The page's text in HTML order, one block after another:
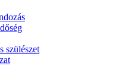
szülészet